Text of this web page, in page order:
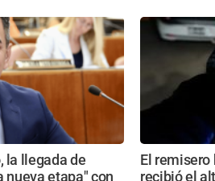
la llegada de
nueva etapa" con
El remisero
recibió el